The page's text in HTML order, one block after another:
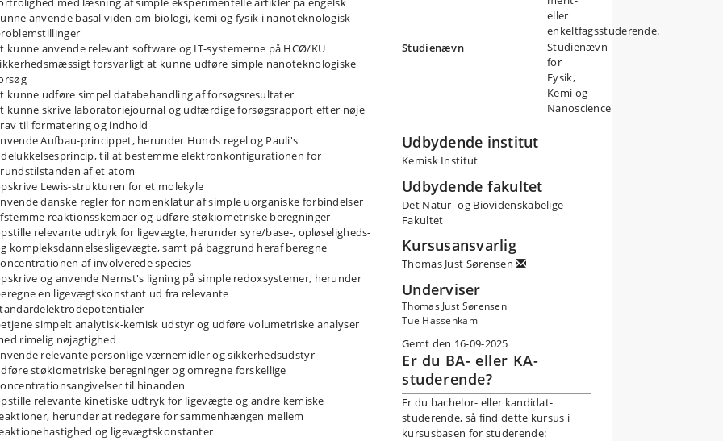
anvende basal viden om biologi, kemi og fysik i nanoteknologisk
kunne anvende relevant software og IT-systemerne på HCØ/KU
forsvarligt at kunne udføre simple nanoteknologiske
kunne udføre simpel databehandling af forsøgsresultater
kunne skrive laboratoriejournal og udfærdige forsøgsrapport efter nøje
til formatering og indhold
Aufbau-princippet, herunder Hunds regel og Pauli's
til at bestemme elektronkonfigurationen for
af et atom
Lewis-strukturen for et molekyle
danske regler for nomenklatur af simple uorganiske forbindelser
reaktionsskemaer og udføre støkiometriske beregninger
relevante udtryk for ligevægte, herunder syre/base-, opløseligheds-
kompleksdannelsesligevægte, samt på baggrund heraf beregne
af involverede species
og anvende Nernst's ligning på simple redoxsystemer, herunder
en ligevægtskonstant ud fra relevante
simpelt analytisk-kemisk udstyr og udføre volumetriske analyser
rimelig nøjagtighed
relevante personlige værnemidler og sikkerhedsudstyr
støkiometriske beregninger og omregne forskellige
til hinanden
relevante kinetiske udtryk for ligevægte og andre kemiske
herunder at redegøre for sammenhængen mellem
og ligevægtskonstanter
eller
enkeltfagsstuderende.
Studienævn
Studienævn
for
Fysik,
Kemi og
Nanoscience
Udbydende institut
Kemisk Institut
Udbydende fakultet
Det Natur- og Biovidenskabelige
Fakultet
Kursusansvarlig
Thomas Just Sørensen
Underviser
Thomas Just Sørensen
Tue Hassenkam
Gemt den 16-09-2025
Er du BA- eller KA-
studerende?
Er du bachelor- eller kandidat-
studerende, så find dette kursus i
kursusbasen for studerende: